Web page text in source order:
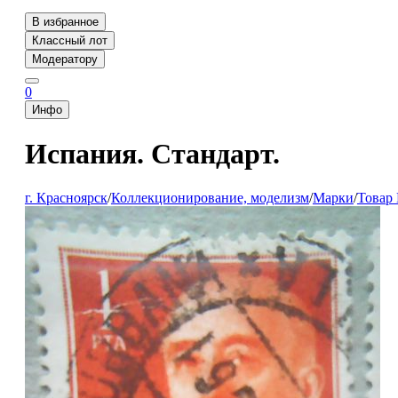
В избранное
Классный лот
Модератору
0
Инфо
Испания. Стандарт.
г. Красноярск/Коллекционирование, моделизм/Марки/Товар